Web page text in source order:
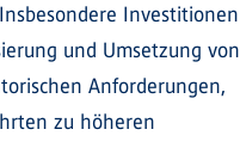
Investitionen
und Umsetzung von
Anforderungen,
zu höheren